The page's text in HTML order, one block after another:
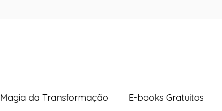
Magia da Transformação E-books Gratuitos